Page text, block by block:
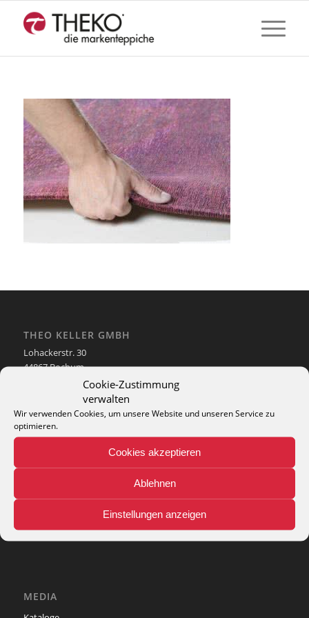
Cookie-Zustimmung
verwalten
Wir verwenden Cookies, um unsere Website und unseren Service zu
optimieren.
Cookies akzeptieren
Ablehnen
Einstellungen anzeigen
THEO KELLER GMBH
Lohackerstr. 30
44867 Bochum
phone: + 49 (2327) 3083 - 20
info@theko-collection.com
INFO
MEDIA